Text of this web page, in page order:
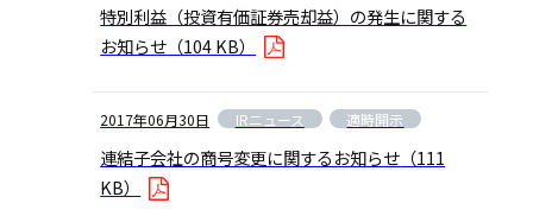
特別利益（投資有価証券売却益）の発生に関する
お知らせ （104 KB）
2017年06月30日 IRニュース 適時開示
連結子会社の商号変更に関するお知らせ （111
KB）